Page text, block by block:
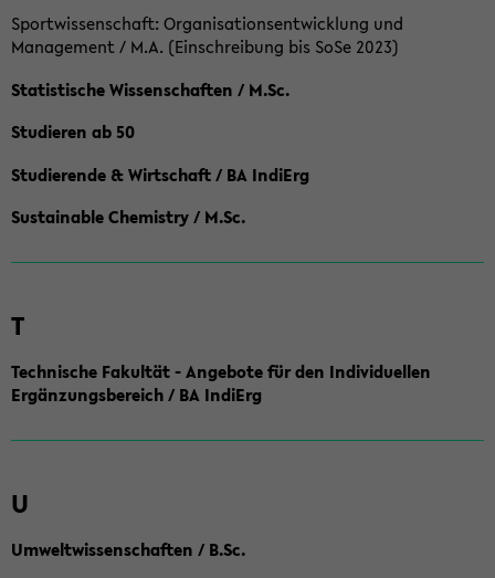
Sportwissenschaft: Organisationsentwicklung und
Management / M.A. (Einschreibung bis SoSe 2023)
Statistische Wissenschaften / M.Sc.
Studieren ab 50
Studierende & Wirtschaft / BA IndiErg
Sustainable Chemistry / M.Sc.
T
Technische Fakultät - Angebote für den Individuellen
Ergänzungsbereich / BA IndiErg
U
Umweltwissenschaften / B.Sc.